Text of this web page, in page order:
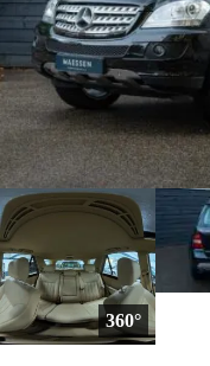
360°